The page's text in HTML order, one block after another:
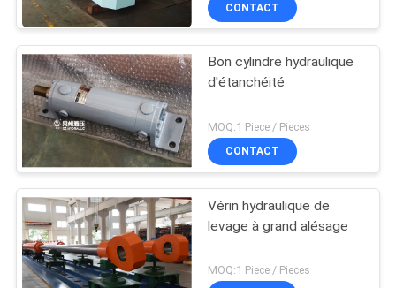
CONTACT
Bon cylindre hydraulique
d'étanchéité
MOQ:1 Piece / Pieces
CONTACT
Vérin hydraulique de
levage à grand alésage
MOQ:1 Piece / Pieces